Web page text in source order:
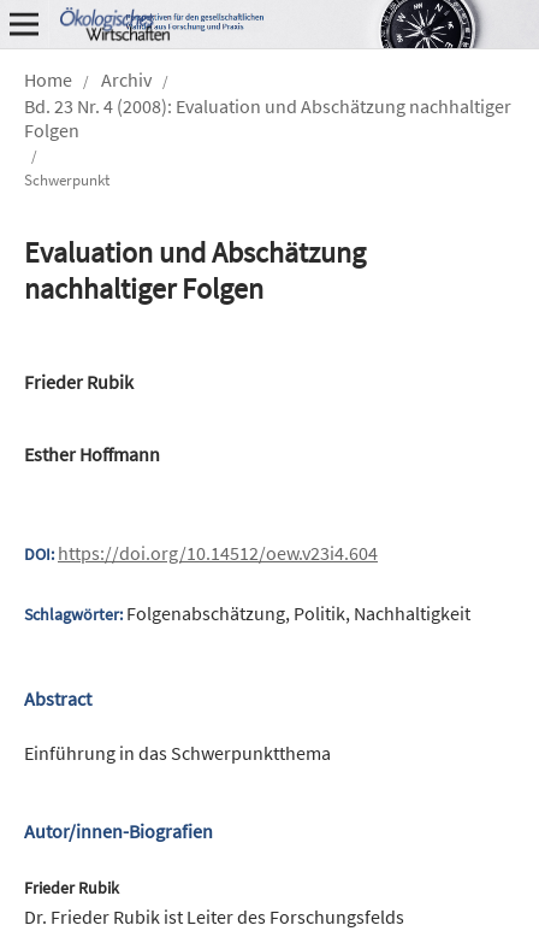
Home / Archiv /
Bd. 23 Nr. 4 (2008): Evaluation und Abschätzung nachhaltiger
Folgen
/
Schwerpunkt
Evaluation und Abschätzung
nachhaltiger Folgen
Frieder Rubik
Esther Hoffmann
DOI: https://doi.org/10.14512/oew.v23i4.604
Schlagwörter: Folgenabschätzung, Politik, Nachhaltigkeit
Abstract
Einführung in das Schwerpunktthema
Autor/innen-Biografien
Frieder Rubik
Dr. Frieder Rubik ist Leiter des Forschungsfelds